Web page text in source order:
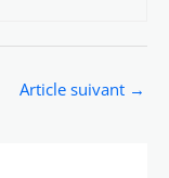
Article suivant →